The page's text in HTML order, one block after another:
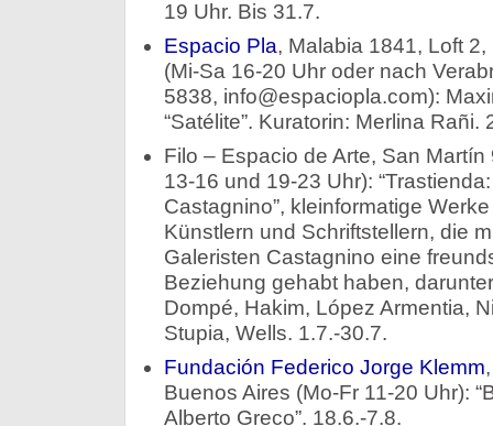
19 Uhr. Bis 31.7.
Espacio Pla, Malabia 1841, Loft
(Mi-Sa 16-20 Uhr oder nach
5838, info@espaciopla.com):
“Satélite”. Kuratorin: Merlina Rañi.
Filo – Espacio de Arte, San
13-16 und 19-23 Uhr):
Castagnino”, kleinformatige
Künstlern und Schriftstellern, die
Galeristen Castagnino eine
Beziehung gehabt haben,
Dompé, Hakim, López Armentia,
Stupia, Wells. 1.7.-30.7.
Fundación Federico Jorge Klemm
Buenos Aires (Mo-Fr 11-20 Uhr):
Alberto Greco”. 18.6.-7.8.